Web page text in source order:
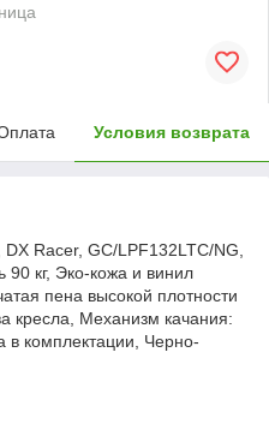
Условия возврата
Racer, GC/LPF132LTC/NG,
90 кг, Эко-кожа и винил
пена высокой плотности
кресла, Механизм качания:
в комплектации, Черно-